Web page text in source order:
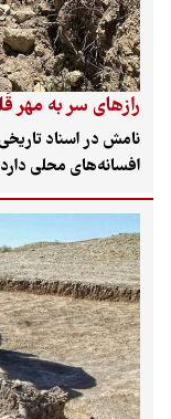
رازهای سر به مهر
نامش در اسناد
افسانه‌های محلی
روزنامه خاطرات
ساختار معماری
مهجوریتی عمیق را
هم برای آن نصب
برای کاوش و بیرون
قلاع گردان (قَلی‌گِردَن)
پیشینه‌ای قابل‌توجه
گاهی حفاران
بندد.